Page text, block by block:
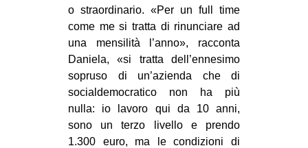
o straor­di­na­rio. «Per un full time
come me si tratta di rinun­ciare ad
una men­si­lità l’anno», rac­conta
Daniela, «si tratta dell’ennesimo
sopruso di un’azienda che di
social­de­mo­cra­tico non ha più
nulla: io lavoro qui da 10 anni,
sono un terzo livello e prendo
1.300 euro, ma le con­di­zioni di